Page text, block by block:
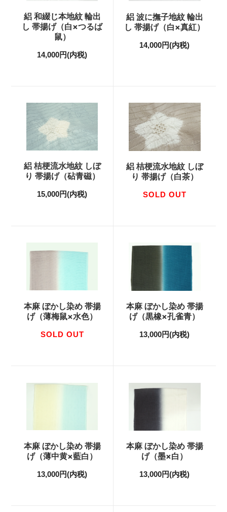
絽 和綴じ本地紋 輪出
し 帯揚げ（白×つるば
鼠）
14,000円(内税)
絽 波に撫子地紋 輪出
し 帯揚げ（白×真紅）
14,000円(内税)
絽 桔梗流水地紋 しぼ
り 帯揚げ（砧青磁）
15,000円(内税)
絽 桔梗流水地紋 しぼ
り 帯揚げ（白茶）
SOLD OUT
本麻 ぼかし染め 帯揚
げ（薄梅鼠×水色）
SOLD OUT
本麻 ぼかし染め 帯揚
げ（黒橡×孔雀青）
13,000円(内税)
本麻 ぼかし染め 帯揚
げ（薄中黄×藍白）
13,000円(内税)
本麻 ぼかし染め 帯揚
げ（墨×白）
13,000円(内税)